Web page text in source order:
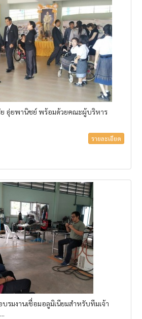
ย อุ่ยพานิชย์ พร้อมด้วยคณะผู้บริหาร
รายละเอียด
มงานเชื่อมอลูมิเนียมสำหรับทีมเจ้า